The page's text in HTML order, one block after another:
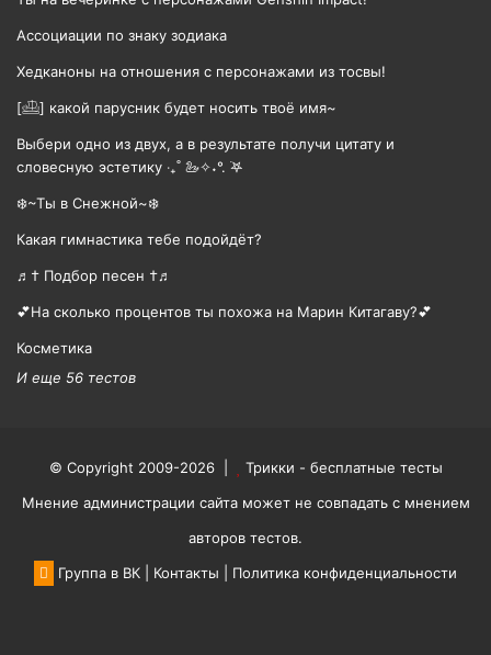
Ассоциации по знаку зодиака
Хедканоны на отношения с персонажами из тосвы!
[𓊝] какой парусник будет носить твоë имя~
Выбери одно из двух, а в результате получи цитату и
словесную эстетику ‧₊˚ 🦢✧˖°. ࣪𖤐
❄️~Ты в Снежной~❄️
Какая гимнастика тебе подойдёт?
♬† Подбор песен †♬
💕На сколько процентов ты похожа на Марин Китагаву?💕
Косметика
И еще 56 тестов
© Copyright 2009-2026 |
Трикки - бесплатные тесты
Мнение администрации сайта может не совпадать с мнением
авторов тестов.
Группа в ВК
Контакты Политика конфиденциальности